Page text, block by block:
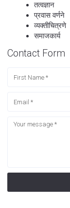
तत्वज्ञान
प्रवास वर्णने
व्यक्तीचित्रणे
समाजकार्य
Contact Form